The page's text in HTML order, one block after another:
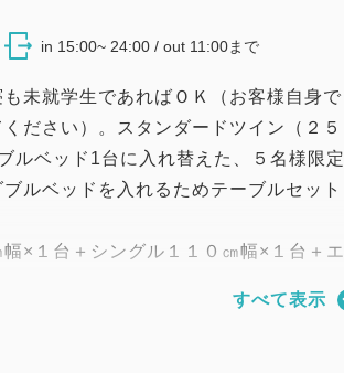
in 15:00~ 24:00 / out 11:00まで
未就学生であればＯＫ（お客様自身で
ださい）。スタンダードツイン（２５
ルベッド1台に入れ替えた、５名様限定
ルベッドを入れるためテーブルセット
×１台＋シングル１１０㎝幅×１台＋エ
すべて表示